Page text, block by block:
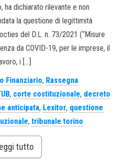
ha dichiarato rilevante e non
la questione di legittimità
del D.L. n. 73/2021 (“Misure
da COVID-19, per le imprese, il
i […]
Finanziario, Rassegna
, corte costituzionale, decreto
anticipata, Lexitor, questione
, tribunale torino
tutto